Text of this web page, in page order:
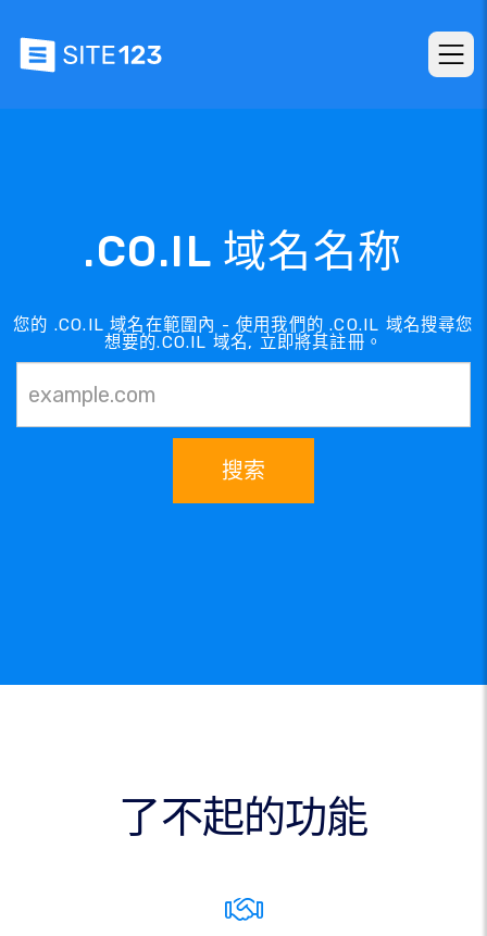
.CO.IL 域名名称
您的 .CO.IL 域名在範圍內 - 使用我們的 .CO.IL 域名搜尋您
想要的.CO.IL 域名, 立即將其註冊。
搜索
了不起的功能